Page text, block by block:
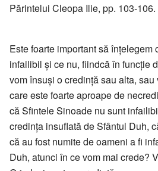
Părintelui Cleopa Ilie, pp. 103-106.
Este foarte important să înțelegem
infailibil și ce nu, fiindcă în funcție
vom însuși o credință sau alta,
care este foarte aproape de
că Sfintele Sinoade nu sunt
credința insuflată de Sfântul Duh,
că au fost numite de oameni a fi
Duh, atunci în ce vom mai crede?